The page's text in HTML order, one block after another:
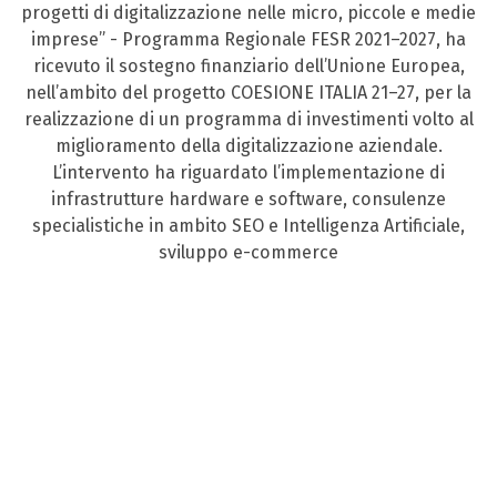
progetti di digitalizzazione nelle micro, piccole e medie
imprese” - Programma Regionale FESR 2021–2027, ha
ricevuto il sostegno finanziario dell’Unione Europea,
nell’ambito del progetto COESIONE ITALIA 21–27, per la
realizzazione di un programma di investimenti volto al
miglioramento della digitalizzazione aziendale.
L’intervento ha riguardato l’implementazione di
infrastrutture hardware e software, consulenze
specialistiche in ambito SEO e Intelligenza Artificiale,
sviluppo e-commerce